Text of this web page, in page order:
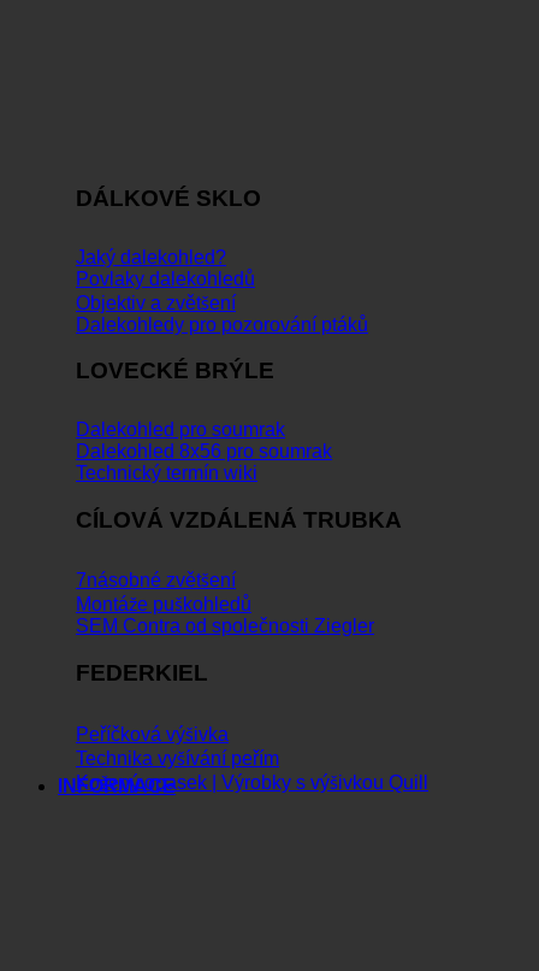
DÁLKOVÉ SKLO
Jaký dalekohled?
Povlaky dalekohledů
Objektiv a zvětšení
Dalekohledy pro pozorování ptáků
LOVECKÉ BRÝLE
Dalekohled pro soumrak
Dalekohled 8x56 pro soumrak
Technický termín wiki
CÍLOVÁ VZDÁLENÁ TRUBKA
7násobné zvětšení
Montáže puškohledů
SEM Contra od společnosti Ziegler
FEDERKIEL
Peříčková výšivka
Technika vyšívání peřím
Kožený opasek | Výrobky s výšivkou Quill
INFORMACE